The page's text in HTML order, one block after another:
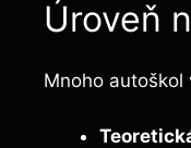
Úroveň
Mnoho